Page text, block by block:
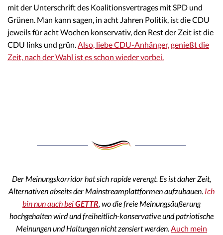
mit der Unterschrift des Koalitionsvertrages mit SPD und
Grünen. Man kann sagen, in acht Jahren Politik, ist die CDU
jeweils für acht Wochen konservativ, den Rest der Zeit ist die
CDU links und grün.Also, liebe CDU-Anhänger, genießt die
Zeit, nach der Wahl ist es schon wieder vorbei.
Der Meinungskorridor hat sich rapide verengt. Es ist daher Zeit,
Alternativen abseits der Mainstreamplattformen aufzubauen. Ich
bin nun auch beiGETTR, wo die freie Meinungsäußerung
hochgehalten wird und freiheitlich-konservative und patriotische
Meinungen und Haltungen nicht zensiert werden.Auch mein